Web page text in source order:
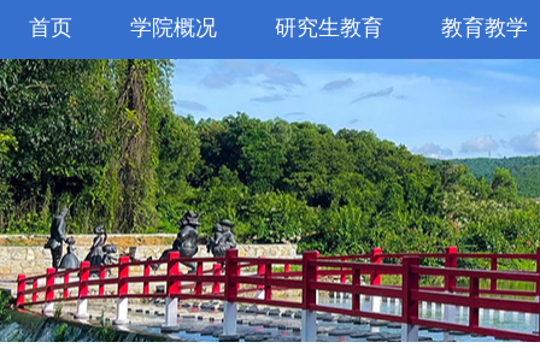
首页 学院概况 研究生教育 教育教学